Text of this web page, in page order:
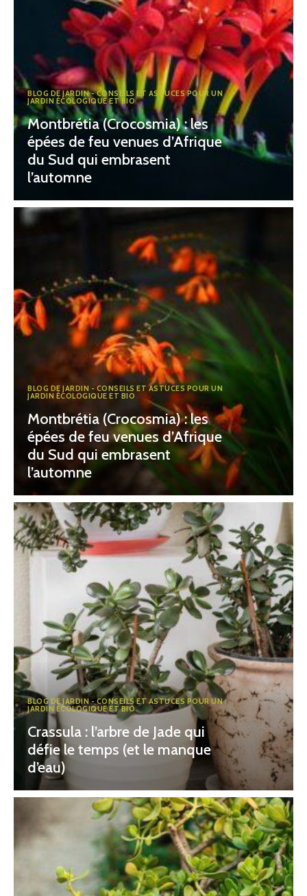
BLOG DE JARDIN - CONSEILS ET ASTUCES POUR UN
JARDIN ÉCOLOGIQUE ET BIO
Montbrétia (Crocosmia) : les
épées de feu venues d’Afrique
du Sud qui embrasent
l’automne
BLOG DE JARDIN - CONSEILS ET ASTUCES POUR UN
JARDIN ÉCOLOGIQUE ET BIO
Montbrétia (Crocosmia) : les
épées de feu venues d’Afrique
du Sud qui embrasent
l’automne
BLOG DE JARDIN - CONSEILS ET ASTUCES POUR UN
JARDIN ÉCOLOGIQUE ET BIO
Crassula : l’arbre de Jade qui
défie le temps (et le manque
d’eau)